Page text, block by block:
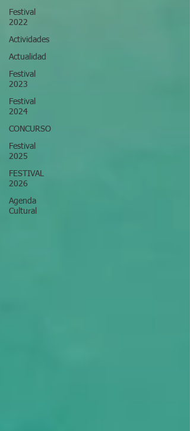
Festival
2022
Actividades
Actualidad
Festival
2023
Festival
2024
CONCURSO
Festival
2025
FESTIVAL
2026
Agenda
Cultural